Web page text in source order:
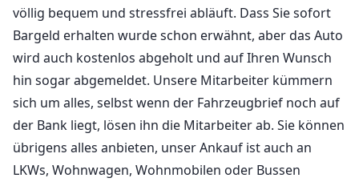
völlig bequem und stressfrei abläuft. Dass Sie sofort
Bargeld erhalten wurde schon erwähnt, aber das Auto
wird auch kostenlos abgeholt und auf Ihren Wunsch
hin sogar abgemeldet. Unsere Mitarbeiter kümmern
sich um alles, selbst wenn der Fahrzeugbrief noch auf
der Bank liegt, lösen ihn die Mitarbeiter ab. Sie können
übrigens alles anbieten, unser Ankauf ist auch an
LKWs, Wohnwagen, Wohnmobilen oder Bussen